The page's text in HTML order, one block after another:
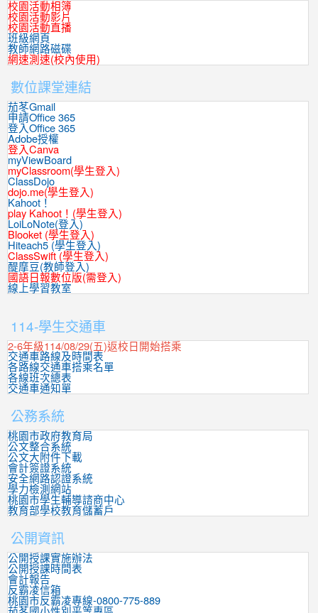
校園活動相簿
校園活動影片
校園活動直播
班級網頁
教師網路磁碟
網速測速(校內使用)
數位課堂連結
茄苳Gmail
申請Office 365
登入Office 365
Adobe授權
登入Canva
myViewBoard
myClassroom(學生登入)
ClassDojo
dojo.me(學生登入)
Kahoot！
play Kahoot！(學生登入)
LoiLoNote(登入)
Blooket (學生登入)
Hiteach5 (學生登入)
ClassSwift (學生登入)
醍摩豆(教師登入)
國語日報數位版(需登入)
線上學習教室
114-學生交通車
2-6年級114/08/29(五)返校日開始搭乘
交通車路線及時間表
各路線交通車搭乘名單
各線班次總表
交通車通知單
公務系統
桃園市政府教育局
公文整合系統
公文大附件下載
會計簽證系統
安全網路認證系統
學力檢測網站
桃園市學生輔導諮商中心
教育部學校教育儲蓄戶
公開資訊
公開授課實施辦法
公開授課時間表
會計報告
反霸凌信箱
桃園市反霸凌專線-0800-775-889